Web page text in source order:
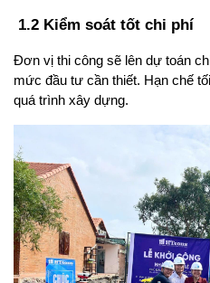
1.2 Kiểm soát tốt chi phí
Đơn vị thi công sẽ lên dự toán
mức đầu tư cần thiết. Hạn chế
quá trình xây dựng.